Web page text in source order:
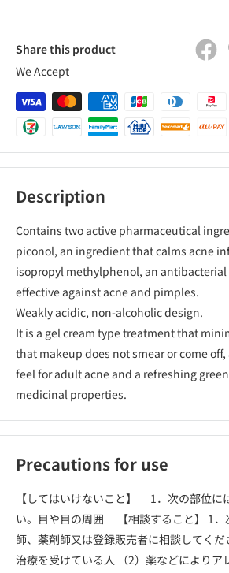
Share this product
We Accept
Description
Contains two active pharmaceutical
piconol, an ingredient that calms acne
isopropyl methylphenol, an
effective against acne and pimples.
Weakly acidic, non-alcoholic design.
It is a gel cream type treatment that
that makeup does not smear or come
feel for adult acne and a refreshing
medicinal properties.
Precautions for use
【してはいけないこと】 1．次の部位に
い。目や目の周囲 【相談すること】 1．
師、薬剤師又は登録販売者に相談してく
治療を受けている人 （2）薬などによりア